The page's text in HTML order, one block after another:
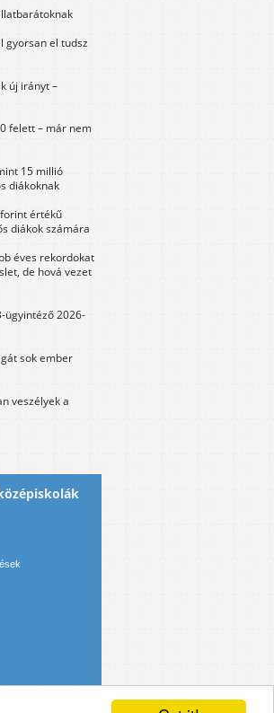
gyorsan el tudsz
új irányt –
felett – már nem
15 millió
diákoknak
értékű
diákok számára
éves rekordokat
de hová vezet
ügyintéző 2026-
sok ember
veszélyek a